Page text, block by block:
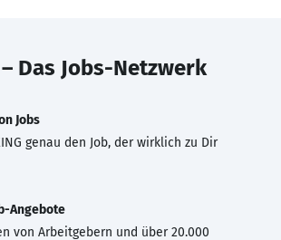
– Das Jobs-Netzwerk
Jobs
genau den Job, der wirklich zu Dir
Angebote
von Arbeitgebern und über 20.000